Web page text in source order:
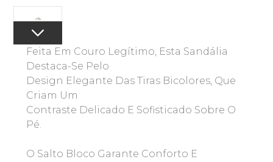
Feita Em Couro Legítimo, Esta Sandália
Destaca-Se Pelo
Design Elegante Das Tiras Bicolores, Que
Criam Um
Contraste Delicado E Sofisticado Sobre O
Pé.
O Salto Bloco Garante Conforto E